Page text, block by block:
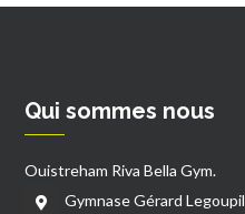
Qui sommes nous
Ouistreham Riva Bella Gym.
Gymnase Gérard Legoupil